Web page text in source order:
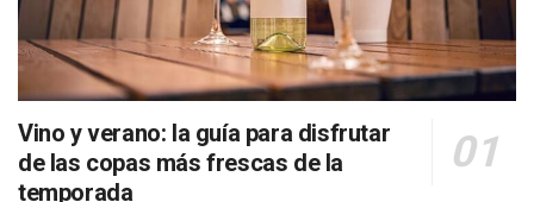
Vino y verano: la guía para disfrutar
de las copas más frescas de la
temporada